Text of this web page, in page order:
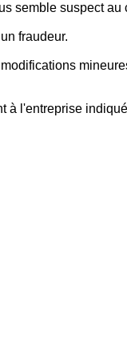
semble suspect au
fraudeur.
à l'entreprise